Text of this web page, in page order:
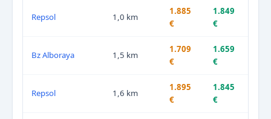
Repsol 1,0 km
1.885
€
1.849
€
Bz Alboraya 1,5 km
1.709
€
1.659
€
Repsol 1,6 km
1.895
€
1.845
€